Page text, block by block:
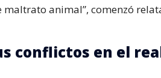
animal”, comenzó
conflictos en el